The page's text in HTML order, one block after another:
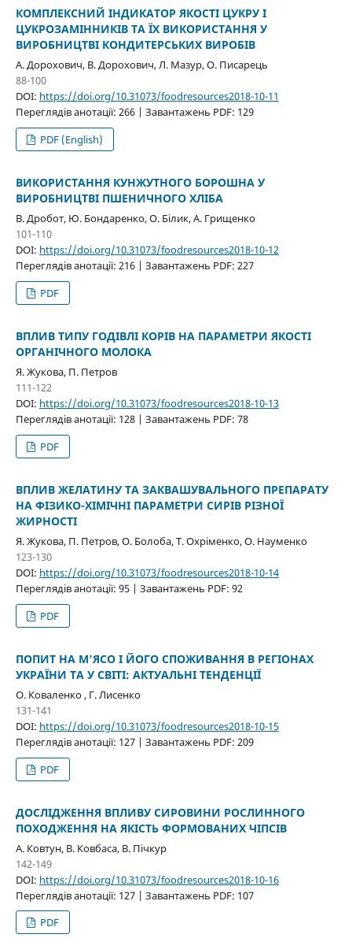
КОМПЛЕКСНИЙ ІНДИКАТОР ЯКОСТІ ЦУКРУ І
ЦУКРОЗАМІННИКІВ ТА ЇХ ВИКОРИСТАННЯ У
ВИРОБНИЦТВІ КОНДИТЕРСЬКИХ ВИРОБІВ
А. Дорохович, В. Дорохович, Л. Мазур, О. Писарець
88-100
DOI: https://doi.org/10.31073/foodresources2018-10-11
Переглядів анотації: 266 | Завантажень PDF: 129
PDF (English)
ВИКОРИСТАННЯ КУНЖУТНОГО БОРОШНА У
ВИРОБНИЦТВІ ПШЕНИЧНОГО ХЛІБА
В. Дробот, Ю. Бондаренко, О. Білик, А. Грищенко
101-110
DOI: https://doi.org/10.31073/foodresources2018-10-12
Переглядів анотації: 216 | Завантажень PDF: 227
PDF
ВПЛИВ ТИПУ ГОДІВЛІ КОРІВ НА ПАРАМЕТРИ ЯКОСТІ
ОРГАНІЧНОГО МОЛОКА
Я. Жукова, П. Петров
111-122
DOI: https://doi.org/10.31073/foodresources2018-10-13
Переглядів анотації: 128 | Завантажень PDF: 78
PDF
ВПЛИВ ЖЕЛАТИНУ ТА ЗАКВАШУВАЛЬНОГО ПРЕПАРАТУ
НА ФІЗИКО-ХІМІЧНІ ПАРАМЕТРИ СИРІВ РІЗНОЇ
ЖИРНОСТІ
Я. Жукова, П. Петров, О. Болоба, Т. Охріменко, О. Науменко
123-130
DOI: https://doi.org/10.31073/foodresources2018-10-14
Переглядів анотації: 95 | Завантажень PDF: 92
PDF
ПОПИТ НА М'ЯСО І ЙОГО СПОЖИВАННЯ В РЕГІОНАХ
УКРАЇНИ ТА У СВІТІ: АКТУАЛЬНІ ТЕНДЕНЦІЇ
О. Коваленко , Г. Лисенко
131-141
DOI: https://doi.org/10.31073/foodresources2018-10-15
Переглядів анотації: 127 | Завантажень PDF: 209
PDF
ДОСЛІДЖЕННЯ ВПЛИВУ СИРОВИНИ РОСЛИННОГО
ПОХОДЖЕННЯ НА ЯКІСТЬ ФОРМОВАНИХ ЧІПСІВ
А. Ковтун, В. Ковбаса, В. Пічкур
142-149
DOI: https://doi.org/10.31073/foodresources2018-10-16
Переглядів анотації: 127 | Завантажень PDF: 107
PDF